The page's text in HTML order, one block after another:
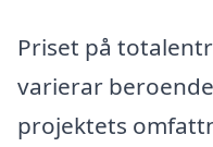
Priset på
varierar
projektets